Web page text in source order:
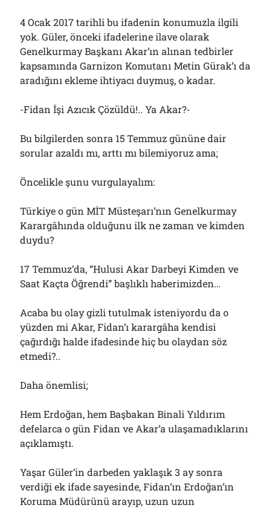
4 Ocak 2017 tarihli bu ifadenin konumuzla ilgili
yok. Güler, önceki ifadelerine ilave olarak
Genelkurmay Başkanı Akar’ın alınan tedbirler
kapsamında Garnizon Komutanı Metin Gürak’ı da
aradığını ekleme ihtiyacı duymuş, o kadar.
-Fidan İşi Azıcık Çözüldü!.. Ya Akar?-
Bu bilgilerden sonra 15 Temmuz gününe dair
sorular azaldı mı, arttı mı bilemiyoruz ama;
Öncelikle şunu vurgulayalım:
Türkiye o gün MİT Müsteşarı’nın Genelkurmay
Karargâhında olduğunu ilk ne zaman ve kimden
duydu?
17 Temmuz’da, “Hulusi Akar Darbeyi Kimden ve
Saat Kaçta Öğrendi” başlıklı haberimizden…
Acaba bu olay gizli tutulmak isteniyordu da o
yüzden mi Akar, Fidan’ı karargâha kendisi
çağırdığı halde ifadesinde hiç bu olaydan söz
etmedi?..
Daha önemlisi;
Hem Erdoğan, hem Başbakan Binali Yıldırım
defelarca o gün Fidan ve Akar’a ulaşamadıklarını
açıklamıştı.
Yaşar Güler’in darbeden yaklaşık 3 ay sonra
verdiği ek ifade sayesinde, Fidan’ın Erdoğan’ın
Koruma Müdürünü arayıp, uzun uzun